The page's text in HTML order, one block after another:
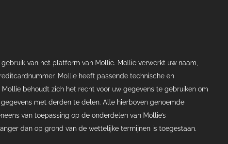
van het platform van Mollie. Mollie verwerkt uw naam,
Mollie heeft passende technische en
behoudt zich het recht voor uw gegevens te gebruiken om
met derden te delen. Alle hierboven genoemde
van toepassing op de onderdelen van Mollie’s
dan op grond van de wettelijke termijnen is toegestaan.